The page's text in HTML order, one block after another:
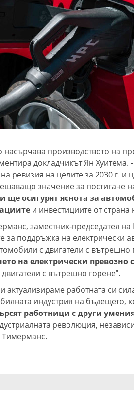
насърчава производството на
докладчикът Ян Хуитема.
ревизия на целите за 2030 г. и
значение за постигане
ще осигурят яснота за
и инвестициите от страна
заместник-председател на
за поддръжка на електрически
с двигатели с вътрешно
на електрически превозно
двигатели с вътрешно горене".
актуализираме работната си
индустрия на бъдещето,
работници с други
революция,
Тимерманс.